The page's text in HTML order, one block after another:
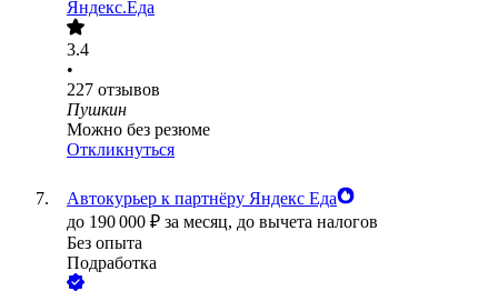
Яндекс.Еда
3.4
•
227 отзывов
Пушкин
Можно без резюме
Откликнуться
Автокурьер к партнёру Яндекс Еда
до 190 000 ₽ за месяц, до вычета налогов
Без опыта
Подработка